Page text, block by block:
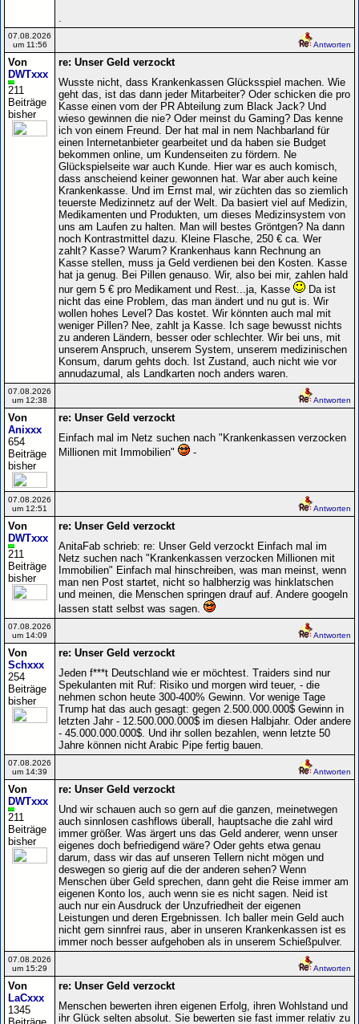
07.08.2026
um 11:56
Antworten
Von
DWTxxx
211
Beiträge
bisher
re: Unser Geld verzockt
Wusste nicht, dass Krankenkassen Glücksspiel machen. Wie
geht das, ist das dann jeder Mitarbeiter? Oder schicken die pro
Kasse einen vom der PR Abteilung zum Black Jack? Und
wieso gewinnen die nie? Oder meinst du Gaming? Das kenne
ich von einem Freund. Der hat mal in nem Nachbarland für
einen Internetanbieter gearbeitet und da haben sie Budget
bekommen online, um Kundenseiten zu fördern. Ne
Glückspielseite war auch Kunde. Hier war es auch komisch,
dass anscheiend keiner gewonnen hat. War aber auch keine
Krankenkasse. Und im Ernst mal, wir züchten das so ziemlich
teuerste Medizinnetz auf der Welt. Da basiert viel auf Medizin,
Medikamenten und Produkten, um dieses Medizinsystem von
uns am Laufen zu halten. Man will bestes Gröntgen? Na dann
noch Kontrastmittel dazu. Kleine Flasche, 250 € ca. Wer
zahlt? Kasse? Warum? Krankenhaus kann Rechnung an
Kasse stellen, muss ja Geld verdienen bei den Kosten. Kasse
hat ja genug. Bei Pillen genauso. Wir, also bei mir, zahlen hald
nur gern 5 € pro Medikament und Rest...ja, Kasse
Da ist
nicht das eine Problem, das man ändert und nu gut is. Wir
wollen hohes Level? Das kostet. Wir könnten auch mal mit
weniger Pillen? Nee, zahlt ja Kasse. Ich sage bewusst nichts
zu anderen Ländern, besser oder schlechter. Wir bei uns, mit
unserem Anspruch, unserem System, unserem medizinischen
Konsum, darum gehts doch. Ist Zustand, auch nicht wie vor
annudazumal, als Landkarten noch anders waren.
07.08.2026
um 12:38
Antworten
Von
Anixxx
654
Beiträge
bisher
re: Unser Geld verzockt
Einfach mal im Netz suchen nach "Krankenkassen verzocken
Millionen mit Immobilien"
-
07.08.2026
um 12:51
Antworten
Von
DWTxxx
211
Beiträge
bisher
re: Unser Geld verzockt
AnitaFab schrieb: re: Unser Geld verzockt Einfach mal im
Netz suchen nach "Krankenkassen verzocken Millionen mit
Immobilien" Einfach mal hinschreiben, was man meinst, wenn
man nen Post startet, nicht so halbherzig was hinklatschen
und meinen, die Menschen springen drauf auf. Andere googeln
lassen statt selbst was sagen.
07.08.2026
um 14:09
Antworten
Von
Schxxx
254
Beiträge
bisher
re: Unser Geld verzockt
Jeden f***t Deutschland wie er möchtest. Traiders sind nur
Spekulanten mit Ruf: Risiko und morgen wird teuer, - die
nehmen schon heute 300-400% Gewinn. Vor wenige Tage
Trump hat das auch gesagt: gegen 2.500.000.000$ Gewinn in
letzten Jahr - 12.500.000.000$ im diesen Halbjahr. Oder andere
- 45.000.000.000$. Und ihr sollen bezahlen, wenn letzte 50
Jahre können nicht Arabic Pipe fertig bauen.
07.08.2026
um 14:39
Antworten
Von
DWTxxx
211
Beiträge
bisher
re: Unser Geld verzockt
Und wir schauen auch so gern auf die ganzen, meinetwegen
auch sinnlosen cashflows überall, hauptsache die zahl wird
immer größer. Was ärgert uns das Geld anderer, wenn unser
eigenes doch befriedigend wäre? Oder gehts etwa genau
darum, dass wir das auf unseren Tellern nicht mögen und
deswegen so gierig auf die der anderen sehen? Wenn
Menschen über Geld sprechen, dann geht die Reise immer am
eigenen Konto los, auch wenn sie es nicht sagen. Neid ist
auch nur ein Ausdruck der Unzufriedheit der eigenen
Leistungen und deren Ergebnissen. Ich baller mein Geld auch
nicht gern sinnfrei raus, aber in unseren Krankenkassen ist es
immer noch besser aufgehoben als in unserem Schießpulver.
07.08.2026
um 15:29
Antworten
Von
LaCxxx
1345
re: Unser Geld verzockt
Menschen bewerten ihren eigenen Erfolg, ihren Wohlstand und
ihr Glück selten absolut. Sie bewerten sie fast immer relativ zu